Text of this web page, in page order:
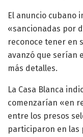
El anuncio cubano
«sancionadas por
reconoce tener en
avanzó que serían
más detalles.
La Casa Blanca
comenzarían «en
entre los presos
participaron en